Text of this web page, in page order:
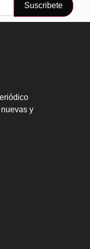
Suscribete
y